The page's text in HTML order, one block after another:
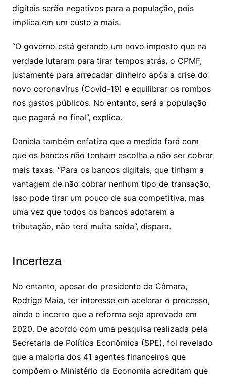
digitais serão negativos para a população, pois
implica em um custo a mais.
“O governo está gerando um novo imposto que na
verdade lutaram para tirar tempos atrás, o CPMF,
justamente para arrecadar dinheiro após a crise do
novo coronavírus (Covid-19) e equilibrar os rombos
nos gastos públicos. No entanto, será a população
que pagará no final”, explica.
Daniela também enfatiza que a medida fará com
que os bancos não tenham escolha a não ser cobrar
mais taxas. “Para os bancos digitais, que tinham a
vantagem de não cobrar nenhum tipo de transação,
isso pode tirar um pouco de sua competitiva, mas
uma vez que todos os bancos adotarem a
tributação, não terá muita saída”, dispara.
Incerteza
No entanto, apesar do presidente da Câmara,
Rodrigo Maia, ter interesse em acelerar o processo,
ainda é incerto que a reforma seja aprovada em
2020. De acordo com uma pesquisa realizada pela
Secretaria de Política Econômica (SPE), foi revelado
que a maioria dos 41 agentes financeiros que
compõem o Ministério da Economia acreditam que